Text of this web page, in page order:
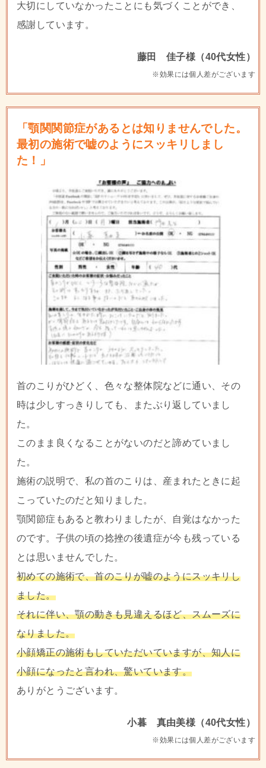
大切にしていなかったことにも気づくことができ、
感謝しています。
藤田 佳子様（40代女性）
※効果には個人差がございます
「顎関関節症があるとは知りませんでした。
最初の施術で嘘のようにスッキリしまし
た！」
首のこりがひどく、色々な整体院などに通い、その
時は少しすっきりしても、またぶり返していまし
た。
このまま良くなることがないのだと諦めていまし
た。
施術の説明で、私の首のこりは、産まれたときに起
こっていたのだと知りました。
顎関節症もあると教わりましたが、自覚はなかった
のです。子供の頃の捻挫の後遺症が今も残っている
とは思いませんでした。
初めての施術で、首のこりが嘘のようにスッキリし
ました。
それに伴い、顎の動きも見違えるほど、スムーズに
なりました。
小顔矯正の施術もしていただいていますが、知人に
小顔になったと言われ、驚いています。
ありがとうございます。
小暮 真由美様（40代女性）
※効果には個人差がございます